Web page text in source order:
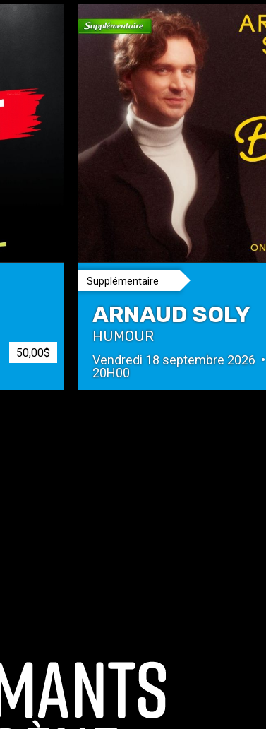
50,00$
Supplémentaire
ARNAUD SOLY
HUMOUR
Vendredi 18 septembre 2026 •
20H00